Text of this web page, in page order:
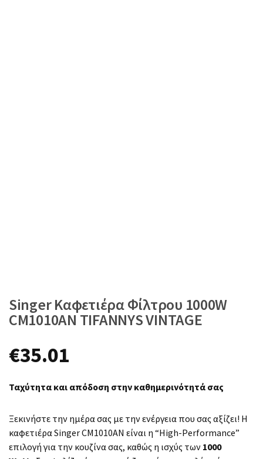
Singer Καφετιέρα Φίλτρου 1000W
CM1010AN TIFANNYS VINTAGE
€35.01
Ταχύτητα και απόδοση στην καθημερινότητά σας
Ξεκινήστε την ημέρα σας με την ενέργεια που σας αξίζει! Η
καφετιέρα Singer CM1010AN είναι η “High-Performance”
επιλογή για την κουζίνα σας, καθώς η ισχύς των 1000